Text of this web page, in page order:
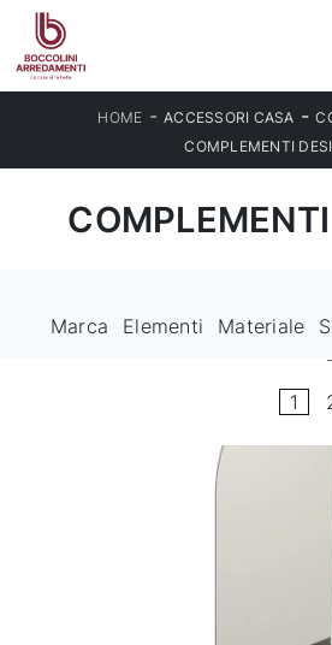
HOME -ACCESSORI CASA -
COMPLEMENTI
Marca Elementi Materiale
1